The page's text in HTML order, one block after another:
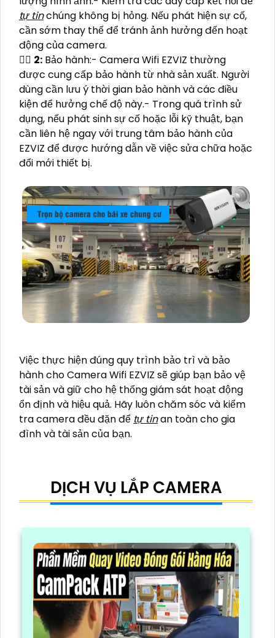
tự tinchúng không bị hỏng. Nếu phát hiện sự cố,
cần sớm thay thế để tránh ảnh hưởng đến hoạt
động của camera.
🙆‍♀️ 2: Bảo hành:- Camera Wifi EZVIZ thường
được cung cấp bảo hành từ nhà sản xuất. Người
dùng cần lưu ý thời gian bảo hành và các điều
kiện để hưởng chế độ này.- Trong quá trình sử
dụng, nếu phát sinh sự cố hoặc lỗi kỹ thuật, bạn
cần liên hệ ngay với trung tâm bảo hành của
EZVIZ để được hướng dẫn về việc sửa chữa hoặc
đổi mới thiết bị.
Việc thực hiện đúng quy trình bảo trì và bảo
hành cho Camera Wifi EZVIZ sẽ giúp bạn bảo vệ
tài sản và giữ cho hệ thống giám sát hoạt động
ổn định và hiệu quả. Hãy luôn chăm sóc và kiểm
tra camera đều đặn để tự tinan toàn cho gia
đình và tài sản của bạn.
DỊCH VỤ LẮP CAMERA